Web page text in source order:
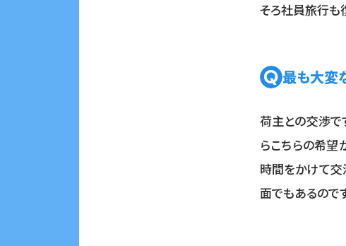
そろ社員旅行も
最も大変
荷主との交渉で
らこちらの希望
時間をかけて交
面でもあるので